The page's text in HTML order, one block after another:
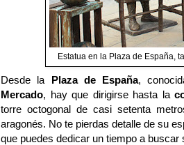
Estatua en la Plaza de España,
Desde la Plaza de España,
Mercado, hay que dirigirse hasta la
torre octogonal de casi setenta
aragonés. No te pierdas detalle de su
que puedes dedicar un tiempo a